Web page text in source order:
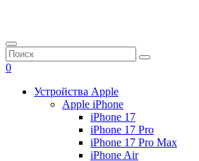
0
Устройства Apple
Apple iPhone
iPhone 17
iPhone 17 Pro
iPhone 17 Pro Max
iPhone Air